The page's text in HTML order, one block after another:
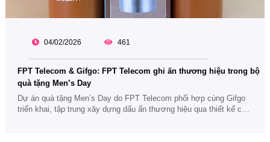
04/02/2026 461
FPT Telecom & Gifgo: FPT Telecom ghi ấn thương hiệu trong bộ
quà tặng Men’s Day
Dự án quà tặng Men’s Day do FPT Telecom phối hợp cùng Gifgo
triển khai, tập trung xây dựng dấu ấn thương hiệu qua thiết kế chỉn